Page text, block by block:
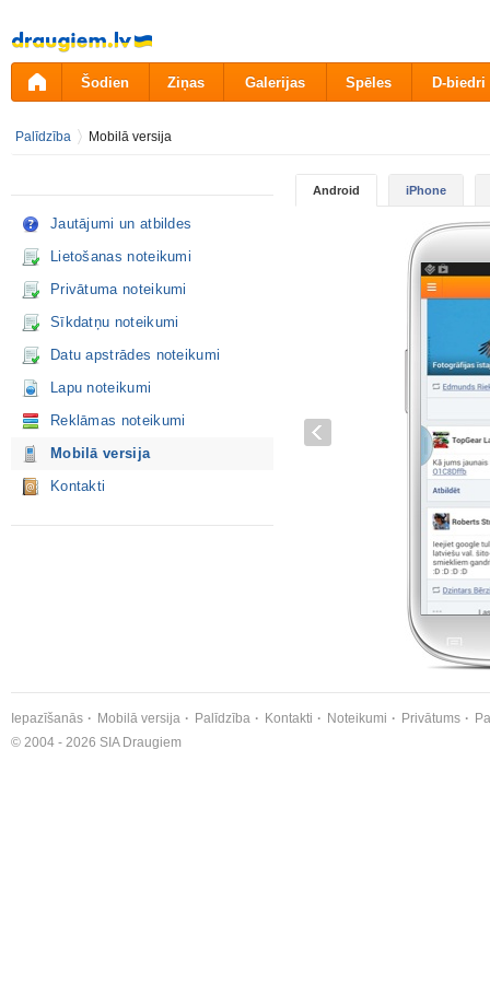
Pāriet
uz
saturu
Šodien Ziņas Galerijas Spēles D-biedri
Palīdzība Mobilā versija
Jautājumi un atbildes
Lietošanas noteikumi
Privātuma noteikumi
Sīkdatņu noteikumi
Datu apstrādes noteikumi
Lapu noteikumi
Reklāmas noteikumi
Mobilā versija
Kontakti
Android iPhone
Iepazīšanās Mobilā versija Palīdzība Kontakti Noteikumi Privātums
© 2004 - 2026 SIA Draugiem